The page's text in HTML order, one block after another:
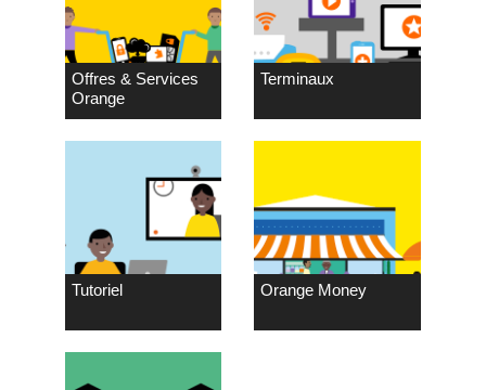
Offres & Services
Orange
Terminaux
Tutoriel Orange Money